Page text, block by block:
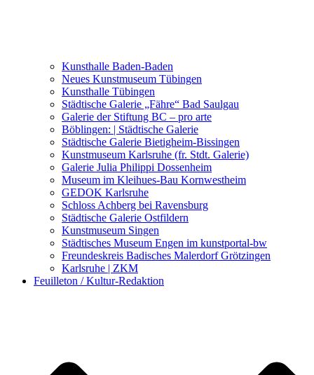
Was seither geschah
Kunstwettbewerbe, Ausschreibungen für Künstler
Kunsthalle Baden-Baden
Neues Kunstmuseum Tübingen
Kunsthalle Tübingen
Städtische Galerie „Fähre“ Bad Saulgau
Galerie der Stiftung BC – pro arte
Böblingen: | Städtische Galerie
Städtische Galerie Bietigheim-Bissingen
Kunstmuseum Karlsruhe (fr. Stdt. Galerie)
Galerie Julia Philippi Dossenheim
Museum im Kleihues-Bau Kornwestheim
GEDOK Karlsruhe
Schloss Achberg bei Ravensburg
Städtische Galerie Ostfildern
Kunstmuseum Singen
Städtisches Museum Engen im kunstportal-bw
Freundeskreis Badisches Malerdorf Grötzingen
Karlsruhe | ZKM
Feuilleton / Kultur-Redaktion